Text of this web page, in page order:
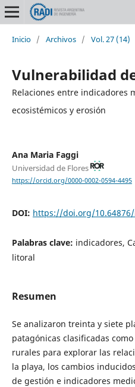
Inicio / Archivos / Vol. 27 (14)
Vulnerabilidad
Relaciones entre indicadores
ecosistémicos y erosión
Ana Maria Faggi
Universidad de Flores
https://orcid.org/0000-0002-0594-4495
DOI: https://doi.org/
Palabras clave: indicadores,
litoral
Resumen
Se analizaron treinta y siete
patagónicas clasificadas
rurales para explorar las
la playa, los cambios
de gestión e indicadores